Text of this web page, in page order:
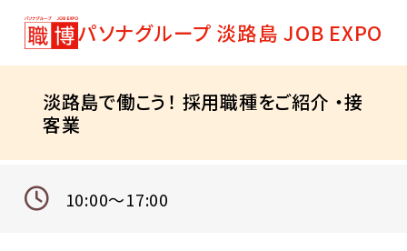
パソナグループ 淡路島 JOB EXPO
淡路島で働こう！ 採用職種をご紹介 ・接
客業
10:00～17:00